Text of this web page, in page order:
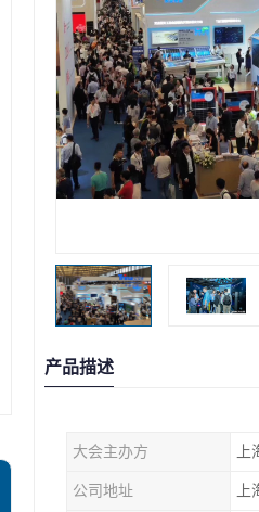
产品描述
大会主办方
公司地址